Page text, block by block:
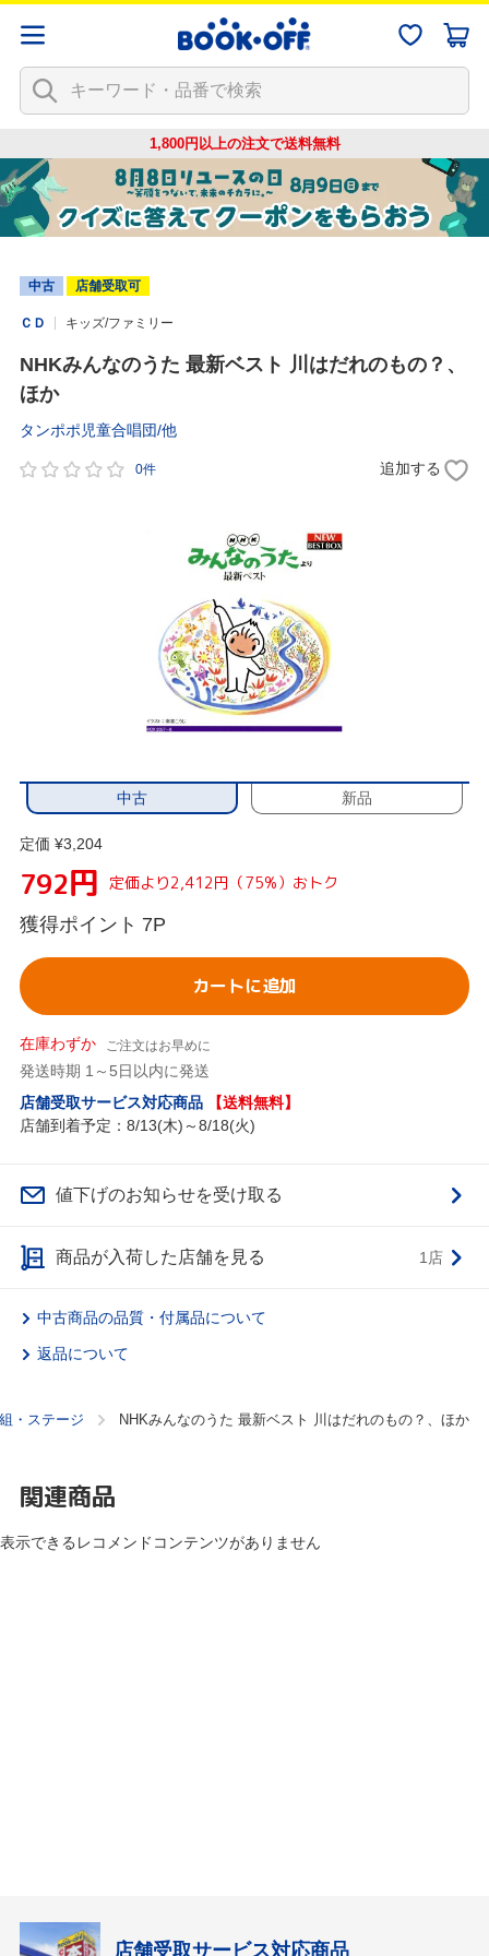
1,800円以上の注文で送料無料
中古 店舗受取可
ＣＤ キッズ/ファミリー
NHKみんなのうた 最新ベスト 川はだれのもの？、
ほか
タンポポ児童合唱団/他
0件 追加する
中古 新品
定価 ¥3,204
792円 定価より2,412円（75%）おトク
獲得ポイント 7P
カートに追加
在庫わずか ご注文はお早めに
発送時期 1～5日以内に発送
店舗受取サービス対応商品
【送料無料】
店舗到着予定：8/13(木)～8/18(火)
値下げのお知らせを受け取る
商品が入荷した店舗を見る 1店
中古商品の品質・付属品について
返品について
・ステージ NHKみんなのうた 最新ベスト 川はだれのもの？、ほか
関連商品
表示できるレコメンドコンテンツがありません
店舗受取サービス対応商品